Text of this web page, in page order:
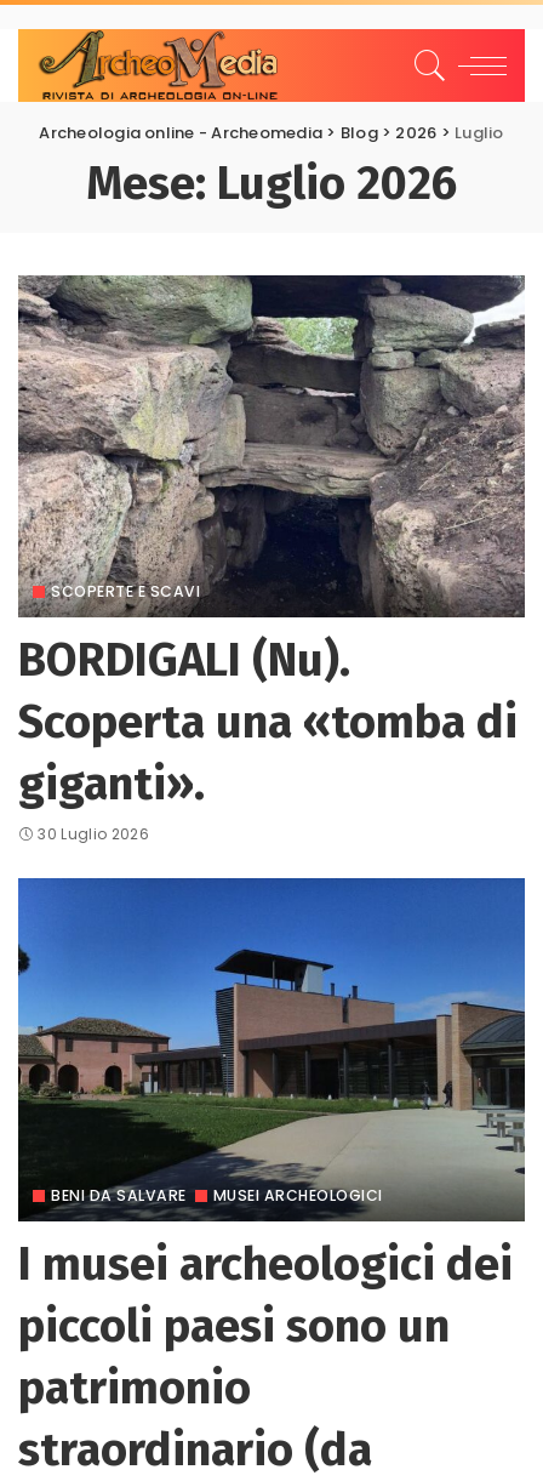
Archeologia online - Archeomedia > Blog> 2026 > Luglio
Mese: Luglio 2026
SCOPERTE E SCAVI
BORDIGALI (Nu).
Scoperta una «tomba di
giganti».
30 Luglio 2026
BENI DA SALVARE MUSEI ARCHEOLOGICI
I musei archeologici dei
piccoli paesi sono un
patrimonio
straordinario (da